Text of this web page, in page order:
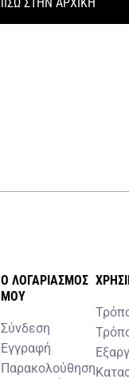
O ΛΟΓΑΡΙΑΣΜOΣ
MOY
Σύνδεση
Εγγραφή
Παρακολούθηση